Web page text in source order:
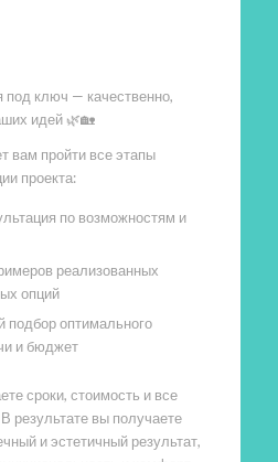
ключ — качественно,
идей 🌿🏡
вам пройти все этапы
проекта:
по возможностям и
реализованных
опций
оптимального
и бюджет
сроки, стоимость и все
результате вы получаете
и эстетичный результат,